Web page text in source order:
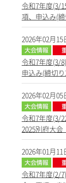
令和7年度(3/
項、申込み(
2026年02月15
令和7年度(3/
申込み(締切
2026年02月05
令和7年度(3/
2025別府大
2026年01月11
令和7年度(2/